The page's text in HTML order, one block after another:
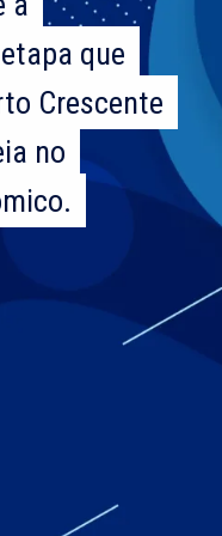
que
Crescente
no
que
Crescente
no